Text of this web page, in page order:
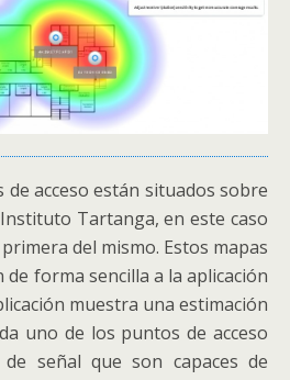
acceso están situados sobre
Tartanga, en este caso
del mismo. Estos mapas
forma sencilla a la aplicación
muestra una estimación
uno de los puntos de acceso
señal que son capaces de